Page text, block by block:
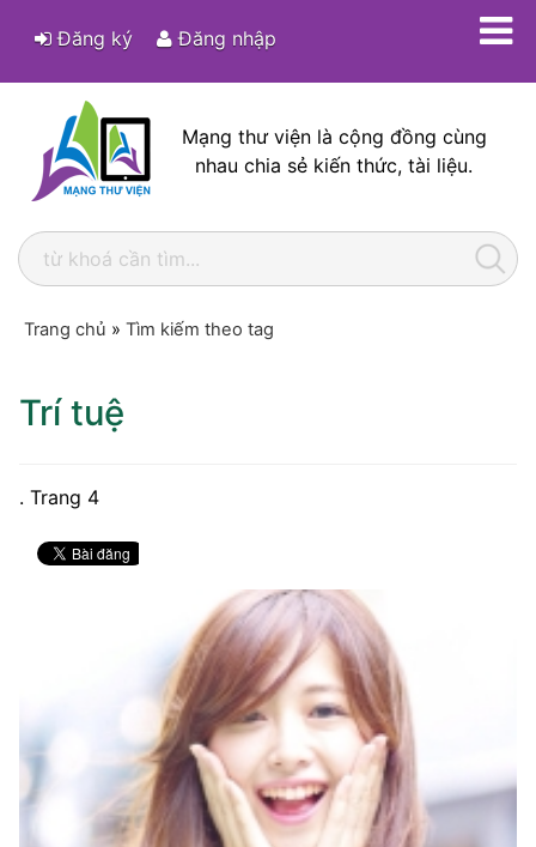
Đăng ký Đăng nhập
Mạng thư viện là cộng đồng cùng
nhau chia sẻ kiến thức, tài liệu.
Trang chủ » Tìm kiếm theo tag
Trí tuệ
. Trang 4